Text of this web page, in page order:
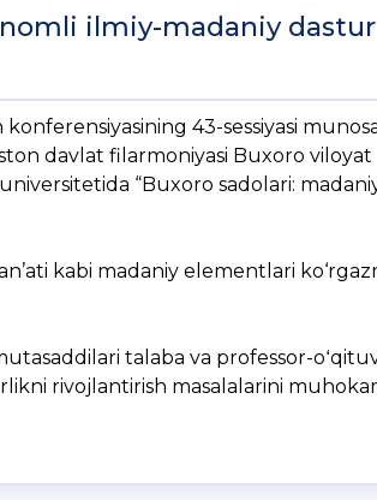
ilmiy-madaniy dastur
43-sessiyasi
davlat filarmoniyasi Buxoro viloyat
“Buxoro sadolari:
kabi madaniy elementlari
talaba va professor-
rivojlantirish masalalarini